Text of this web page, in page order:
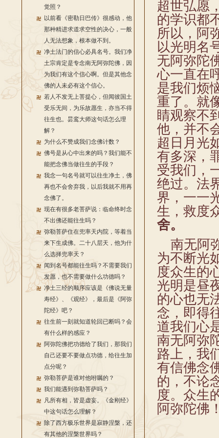
觉照？
以前看《密勒日巴传》很感动，他
那种精进求道求空性的决心，一般
人无法想象，根本做不到。
净土法门的信心必具名号。我们净
土宗肯定是专念南无阿弥陀佛，因
为我们有这个信心啊。但是其他念
佛的人未必有这个信心。
若人不发无上菩提心，但闻彼国土
受乐无间，为乐故愿生，亦当不得
往生也。昙鸾大师这句话怎么理
解？
为什么不赞成我们念佛计数？
佛号是从心中出来的吗？我们能不
能把念佛当做往生的手段？
我念一句名号就可以往生净土，佛
再也不会舍弃我，以后我就不用再
念佛了。
现在有很多老菩萨说：临命终时念
不出佛还能往生吗？
弥勒菩萨住在兜率天内院，等着当
来下生成佛。二十八层天，他为什
么选择兜率天？
闻到名号都能往生吗？不需要我们
发愿，也不需要做什么功德吗？
净土三经的顺序应该是《佛说无量
寿经》、《观经》，最后是《阿弥
陀经》吧？
往生前一刻就知道轮回已断吗？会
有什么样的感应？
阿弥陀佛把功德给了我们，那我们
自己还要不要做点功德，给往生加
点分呢？
弥勒菩萨是谁对他咐嘱的？
我们能遇到弥勒菩萨吗？
凡所有相，皆是虚妄。《金刚经》
中这句话怎么理解？
除了西方极乐世界是寂静涅槃，还
有其他的涅槃世界吗？
超世弘愿
的学识都
所以，阿
以光明名
无阿弥陀
心一直在
是我们烦
重了。就
睛观察不
他，并不
超日月光
有多深，
受我们，
绝过。法
界，一一
生，救度
舍。
南无阿
为不断光
度众生的
光明是昼
的心也无
念，即得
道我们心
南无阿弥
路上，我
有信佛念
的，不论
度。众生
阿弥陀佛